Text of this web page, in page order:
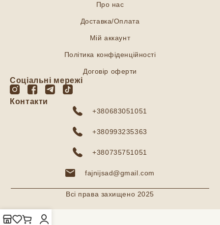
Про нас
Доставка/Оплата
Мій аккаунт
Політика конфіденційності
Договір оферти
Соціальні мережі
Контакти
+380683051051
+380993235363
+380735751051
fajnijsad@gmail.com
Всі права захищено 2025